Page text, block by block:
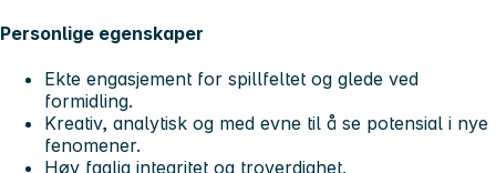
Personlige egenskaper
Ekte engasjement for spillfeltet og glede ved
formidling.
Kreativ, analytisk og med evne til å se potensial i nye
fenomener.
Høy faglig integritet og troverdighet.